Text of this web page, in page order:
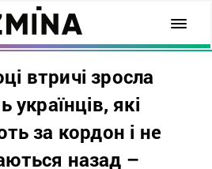
втричі зросла
українців, які
за кордон і не
назад –